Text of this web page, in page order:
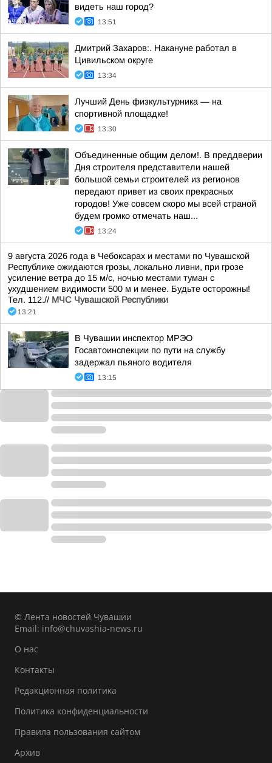
видеть наш город?
13:51
Дмитрий Захаров:. Накануне работал в
Цивильском округе
13:34
Лучший День физкультурника — на
спортивной площадке!
13:30
Объединенные общим делом!. В преддверии
Дня строителя представители нашей
большой семьи строителей из регионов
передают привет из своих прекрасных
городов! Уже совсем скоро мы всей страной
будем громко отмечать наш...
13:24
9 августа 2026 года в Чебоксарах и местами по Чувашской
Республике ожидаются грозы, локально ливни, при грозе
усиление ветра до 15 м/с, ночью местами туман с
ухудшением видимости 500 м и менее. Будьте осторожны!
Тел. 112.// МЧС Чувашской Республики
13:21
В Чувашии инспектор МРЭО
Госавтоинспекции по пути на службу
задержал пьяного водителя
13:15
© Лента новостей Чувашии
Email: info@chuvashia-news.ru
О нас
Контакты
Редакционная политика
Политика конфиденциальности
Правила пользования сайтом
Архив